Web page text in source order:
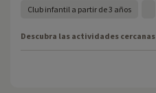
Club infantil a partir de 3 años
Descubra las actividades cercanas